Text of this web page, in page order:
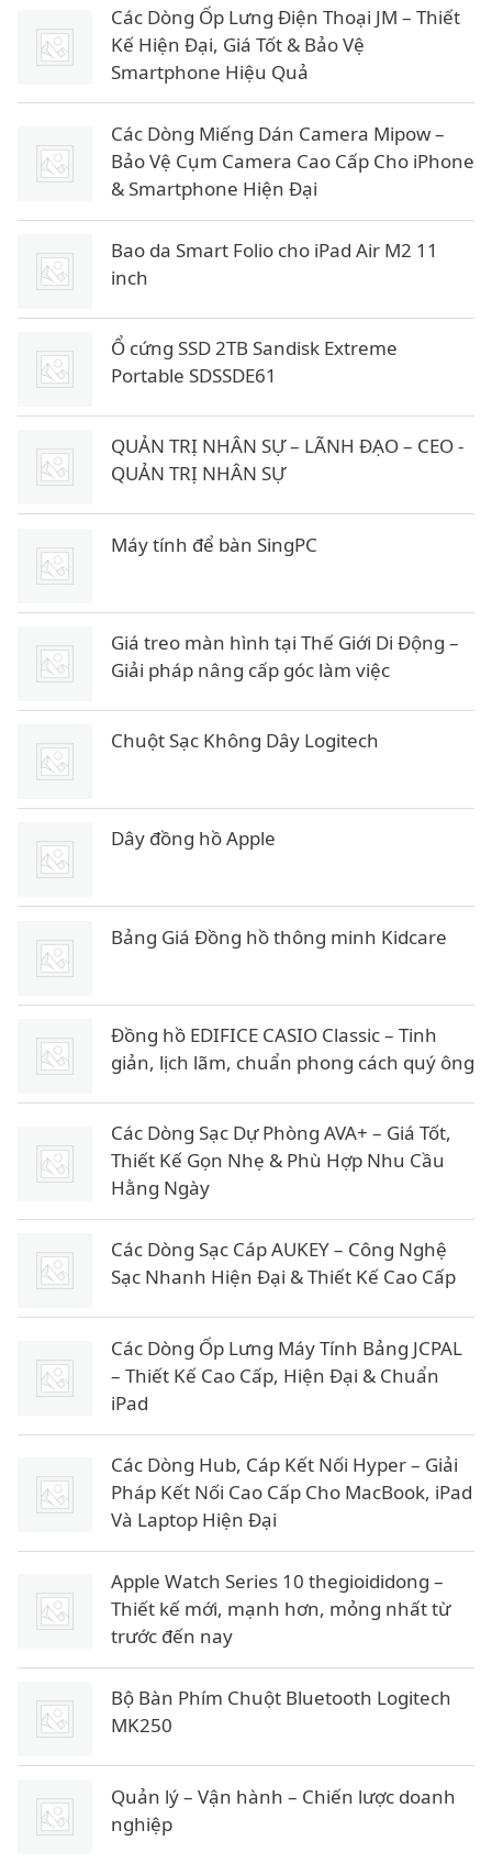
Các Dòng Ốp Lưng Điện Thoại JM – Thiết
Kế Hiện Đại, Giá Tốt & Bảo Vệ
Smartphone Hiệu Quả
Các Dòng Miếng Dán Camera Mipow –
Bảo Vệ Cụm Camera Cao Cấp Cho iPhone
& Smartphone Hiện Đại
Bao da Smart Folio cho iPad Air M2 11
inch
Ổ cứng SSD 2TB Sandisk Extreme
Portable SDSSDE61
QUẢN TRỊ NHÂN SỰ – LÃNH ĐẠO – CEO -
QUẢN TRỊ NHÂN SỰ
Máy tính để bàn SingPC
Giá treo màn hình tại Thế Giới Di Động –
Giải pháp nâng cấp góc làm việc
Chuột Sạc Không Dây Logitech
Dây đồng hồ Apple
Bảng Giá Đồng hồ thông minh Kidcare
Đồng hồ EDIFICE CASIO Classic – Tinh
giản, lịch lãm, chuẩn phong cách quý ông
Các Dòng Sạc Dự Phòng AVA+ – Giá Tốt,
Thiết Kế Gọn Nhẹ & Phù Hợp Nhu Cầu
Hằng Ngày
Các Dòng Sạc Cáp AUKEY – Công Nghệ
Sạc Nhanh Hiện Đại & Thiết Kế Cao Cấp
Các Dòng Ốp Lưng Máy Tính Bảng JCPAL
– Thiết Kế Cao Cấp, Hiện Đại & Chuẩn
iPad
Các Dòng Hub, Cáp Kết Nối Hyper – Giải
Pháp Kết Nối Cao Cấp Cho MacBook, iPad
Và Laptop Hiện Đại
Apple Watch Series 10 thegioididong –
Thiết kế mới, mạnh hơn, mỏng nhất từ
trước đến nay
Bộ Bàn Phím Chuột Bluetooth Logitech
MK250
Quản lý – Vận hành – Chiến lược doanh
nghiệp